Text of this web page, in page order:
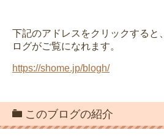
下記のアドレスをクリックすると
ログがご覧になれます。
https://shome.jp/blogh/
このブログの紹介